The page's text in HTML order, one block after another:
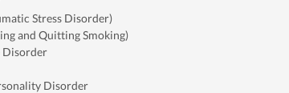
Stress Disorder)
and Quitting Smoking)
Disorder
Disorder